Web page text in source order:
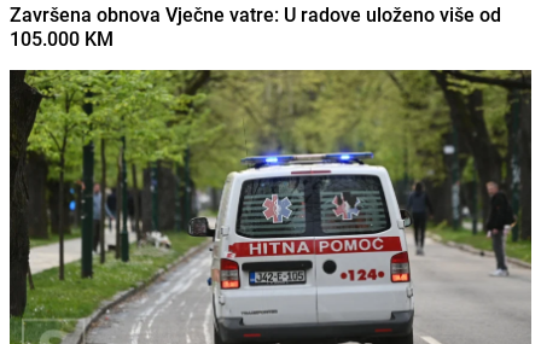
Završena obnova Vječne vatre: U radove uloženo više od
105.000 KM